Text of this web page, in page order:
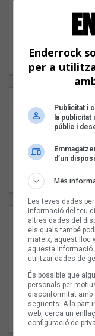
Pep
Enderrock
per a
Publicitat i
la
públic i
d’un
Més
Les teves dades
informació del teu
altres dades del
els quals també
mateix, aquest lloc
aquesta
utilitzar dades de
És possible que
personals per
disconformitat
següents. A la part
web, cerca un
configuració de